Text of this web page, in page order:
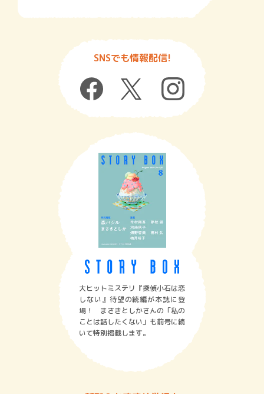
SNSでも情報配信!
大ヒットミステリ『探偵小石は恋
しない』待望の続編が本誌に登
場！ まさきとしかさんの「私の
ことは話したくない」も前号に続
いて特別掲載します。